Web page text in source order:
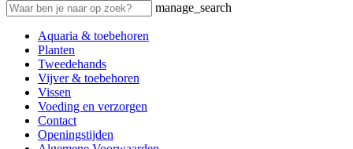
manage_search
Aquaria & toebehoren
Planten
Tweedehands
Vijver & toebehoren
Vissen
Voeding en verzorgen
Contact
Openingstijden